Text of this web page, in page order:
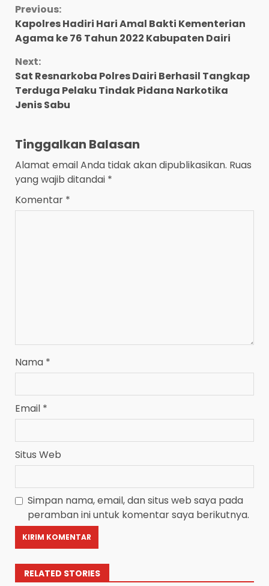
Continue
Reading
Previous:
Kapolres Hadiri Hari Amal Bakti Kementerian
Agama ke 76 Tahun 2022 Kabupaten Dairi
Next:
Sat Resnarkoba Polres Dairi Berhasil Tangkap
Terduga Pelaku Tindak Pidana Narkotika
Jenis Sabu
Tinggalkan Balasan
Alamat email Anda tidak akan dipublikasikan. Ruas
yang wajib ditandai *
Komentar *
Nama *
Email *
Situs Web
Simpan nama, email, dan situs web saya pada
peramban ini untuk komentar saya berikutnya.
RELATED STORIES